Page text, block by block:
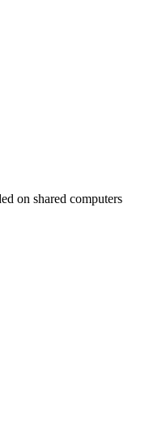
on shared computers